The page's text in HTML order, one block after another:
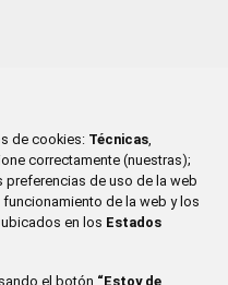
de cookies: Técnicas,
correctamente (nuestras);
preferencias de uso de la web
funcionamiento de la web y los
en los Estados
el botón “Estoy de